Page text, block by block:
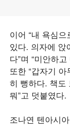
이어 “내 욕심
있다. 의자에 앉
다”며 “미안하
또한 “갑자기
히 뻥하다. 책도
뭐”고 덧붙였다.
조나연 텐아시